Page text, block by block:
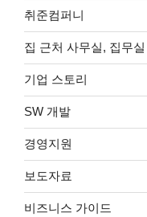
취준컴퍼니
집 근처 사무실, 집무실
기업 스토리
SW 개발
경영지원
보도자료
비즈니스 가이드